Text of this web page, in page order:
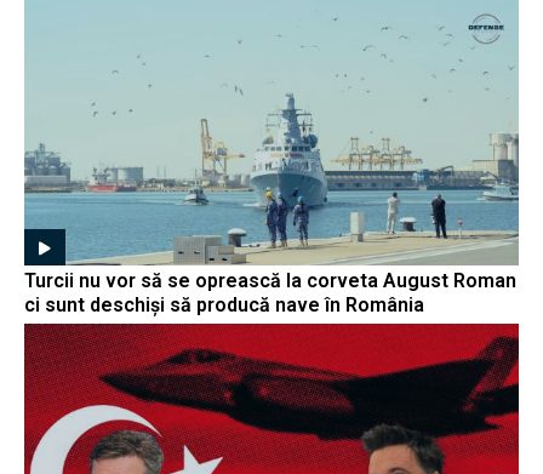
Turcii nu vor să se oprească la corveta August Roman
ci sunt deschiși să producă nave în România